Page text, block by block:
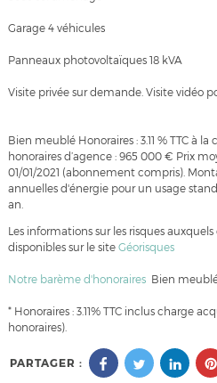
Garage 4 véhicules
Panneaux photovoltaïques 18 kVA
Visite privée sur demande. Visite vidéo
Bien meublé Honoraires : 3.11 % TTC à
honoraires d’agence : 965 000 € Prix
01/01/2021 (abonnement compris).
annuelles d'énergie pour un usage
an.
Les informations sur les risques
disponibles sur le site Géorisques
Notre barème d'honoraires Bien
* Honoraires : 3.11% TTC inclus charge
honoraires).
PARTAGER :